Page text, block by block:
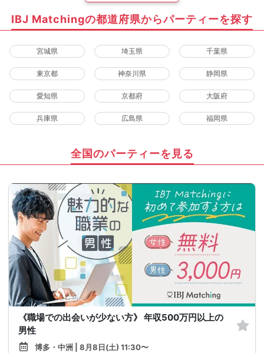
IBJ Matchingの都道府県からパーティーを探す
宮城県 埼玉県 千葉県
東京都 神奈川県 静岡県
愛知県 京都府 大阪府
兵庫県 広島県 福岡県
全国のパーティーを見る
《職場での出会いが少ない方》 年収500万円以上の
男性
博多・中洲 | 8月8日(土) 11:30〜